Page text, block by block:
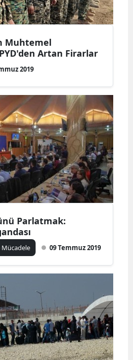
Muhtemel
Artan Firarlar
2019
Parlatmak:
Mücadele 09 Temmuz 2019